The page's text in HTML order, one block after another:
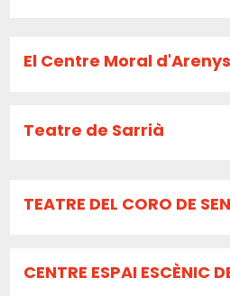
El Centre Moral
Teatre de Sarrià
TEATRE DEL CORO DE
CENTRE ESPAI ESCÈNIC